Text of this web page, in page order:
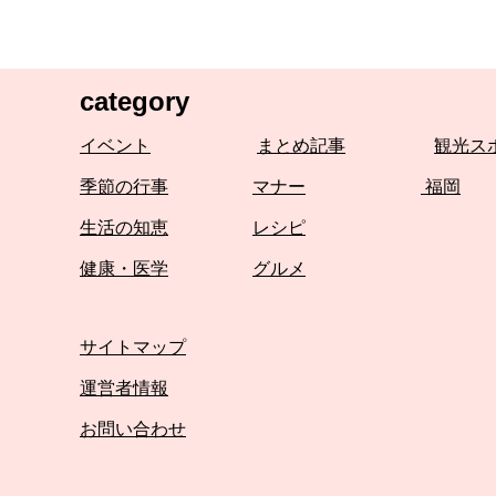
category
イベント まとめ記事 観光ス
季節の行事 マナー 福岡
生活の知恵 レシピ
健康・医学 グルメ
サイトマップ
運営者情報
お問い合わせ